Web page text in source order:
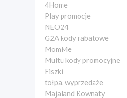
4Home
Play promocje
NEO24
G2A kody rabatowe
MomMe
Multu kody promocyjne
Fiszki
tołpa. wyprzedaże
Majaland Kownaty